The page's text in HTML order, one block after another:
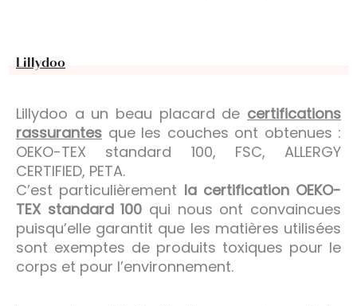
Lillydoo
Lillydoo a un beau placard de certifications
rassurantes que les couches ont obtenues :
OEKO-TEX standard 100, FSC, ALLERGY
CERTIFIED, PETA.
C’est particulièrement la certification OEKO-
TEX standard 100 qui nous ont convaincues
puisqu’elle garantit que les matières utilisées
sont exemptes de produits toxiques pour le
corps et pour l’environnement.